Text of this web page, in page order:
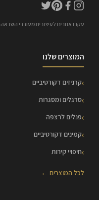
עקבו אחרינו לעיצובים מעוררי השראה
המוצרים שלנו
קרניזים דקורטיביים
סרגלים ומסגרות
פנלים לרצפה
קמינים דקורטיביים
חיפויי קירות
לכל המוצרים ←